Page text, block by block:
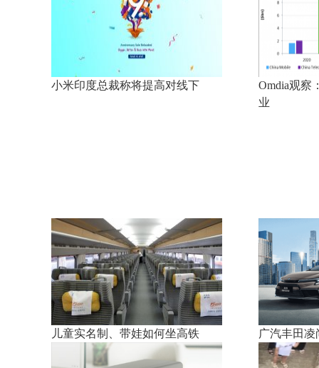
小米印度总裁称将提高对线下
Omdia观察
业
儿童实名制、带娃如何坐高铁 广汽丰田